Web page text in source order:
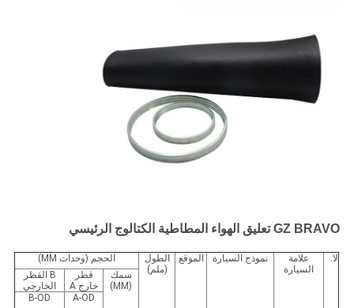
GZ BRAVO تعليق الهواء المطاطية الكتالوج الرئيسي
لا.
علامة
السيارة
نموذج السيارة الموقع
الطول
(ملم)
الحجم (وحدات MM)
سمك
(MM)
قطر
خارج A
B القطر
الخارجي
A-OD
B-OD